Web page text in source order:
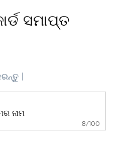
ସମାପ୍ତ
|
8/100